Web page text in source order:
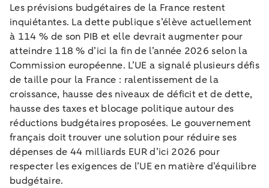
Les prévisions budgétaires de la France restent
inquiétantes. La dette publique s’élève actuellement
à 114 % de son PIB et elle devrait augmenter pour
atteindre 118 % d’ici la fin de l’année 2026 selon la
Commission européenne. L’UE a signalé plusieurs défis
de taille pour la France : ralentissement de la
croissance, hausse des niveaux de déficit et de dette,
hausse des taxes et blocage politique autour des
réductions budgétaires proposées. Le gouvernement
français doit trouver une solution pour réduire ses
dépenses de 44 milliards EUR d’ici 2026 pour
respecter les exigences de l’UE en matière d’équilibre
budgétaire.